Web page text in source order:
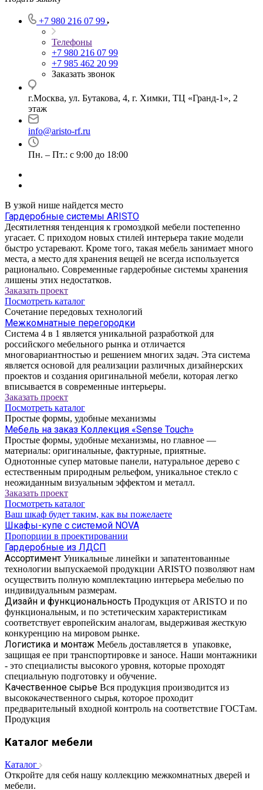
+7 980 216 07 99
Телефоны
+7 980 216 07 99
+7 985 462 20 99
Заказать звонок
г.Москва, ул. Бутакова, 4, г. Химки, ТЦ «Гранд-1», 2
этаж
info@aristo-rf.ru
Пн. – Пт.: с 9:00 до 18:00
В узкой нише найдется место
Гардеробные системы ARISTO
Десятилетняя тенденция к громоздкой мебели постепенно
угасает. С приходом новых стилей интерьера такие модели
быстро устаревают. Кроме того, такая мебель занимает много
места, а место для хранения вещей не всегда используется
рационально. Современные гардеробные системы хранения
лишены этих недостатков.
Заказать проект
Посмотреть каталог
Сочетание передовых технологий
Межкомнатные перегородки
Система 4 в 1 является уникальной разработкой для
российского мебельного рынка и отличается
многовариантностью и решением многих задач. Эта система
является основой для реализации различных дизайнерских
проектов и создания оригинальной мебели, которая легко
вписывается в современные интерьеры.
Заказать проект
Посмотреть каталог
Простые формы, удобные механизмы
Мебель на заказ Коллекция «Sense Touch»
Простые формы, удобные механизмы, но главное —
материалы: оригинальные, фактурные, приятные.
Однотонные супер матовые панели, натуральное дерево с
естественным природным рельефом, уникальное стекло с
неожиданным визуальным эффектом и металл.
Заказать проект
Посмотреть каталог
Ваш шкаф будет таким, как вы пожелаете
Шкафы-купе с системой NOVA
Пропорции в проектировании
Гардеробные из ЛДСП
Ассортимент Уникальные линейки и запатентованные
технологии выпускаемой продукции ARISTO позволяют нам
осуществить полную комплектацию интерьера мебелью по
индивидуальным размерам.
Дизайн и функциональность Продукция от ARISTO и по
функциональным, и по эстетическим характеристикам
соответствует европейским аналогам, выдерживая жесткую
конкуренцию на мировом рынке.
Логистика и монтаж Мебель доставляется в упаковке,
защищая ее при транспортировке и заносе. Наши монтажники
- это специалисты высокого уровня, которые проходят
специальную подготовку и обучение.
Качественное сырье Вся продукция производится из
высококачественного сырья, которое проходит
предварительный входной контроль на соответствие ГОСТам.
Продукция
Каталог мебели
Каталог
Откройте для себя нашу коллекцию межкомнатных дверей и
мебели.